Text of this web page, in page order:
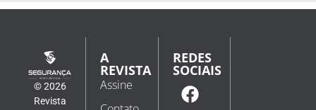
© 2026
Revista
A
REVISTA
Assine
REDES
SOCIAIS